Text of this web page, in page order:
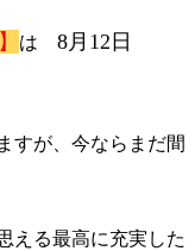
は 8月12日
すが、今ならまだ間
える最高に充実した